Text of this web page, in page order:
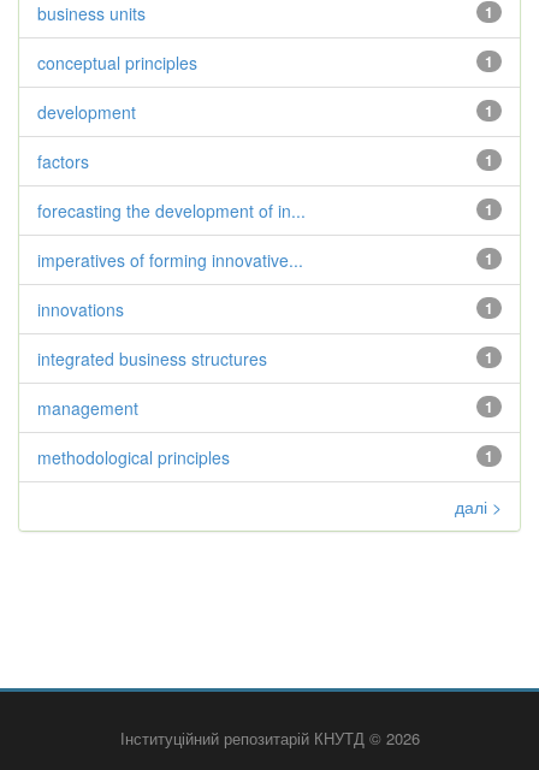
1
business units
1
conceptual principles
1
development
1
factors
1
forecasting the development of in...
1
imperatives of forming innovative...
1
innovations
1
integrated business structures
1
management
1
methodological principles
далі >
Інституційний репозитарій КНУТД © 2026